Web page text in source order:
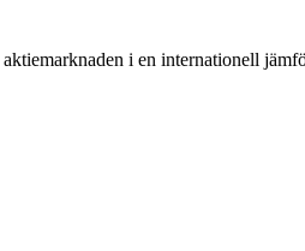
i en internationell